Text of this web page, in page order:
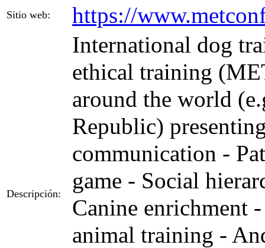
Sitio web: https://
Descripción:
International dog
ethical training
around the world
Republic)
communication -
game - Social
Canine enrichment
animal training -